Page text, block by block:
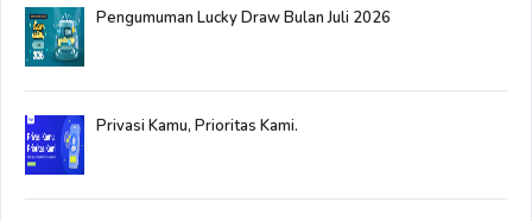
Pengumuman Lucky Draw Bulan Juli 2026
Privasi Kamu, Prioritas Kami.